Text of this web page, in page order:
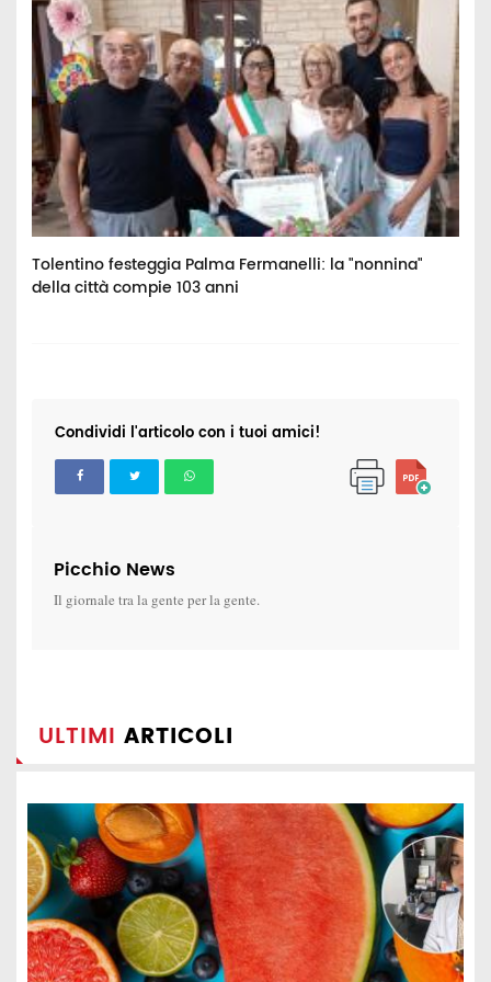
Tolentino festeggia Palma Fermanelli: la "nonnina"
della città compie 103 anni
Condividi l'articolo con i tuoi amici!
Picchio News
Il giornale tra la gente per la gente.
ULTIMI ARTICOLI